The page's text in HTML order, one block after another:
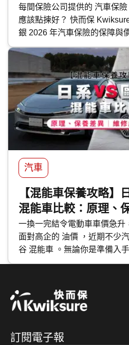
特色
每間保險公司提供的 汽車保險
應該點揀好？ 快而保
銀 2026 年汽車保險的保障與
車保險 優缺點，助你選擇最
汽車
【混能車保養攻略】
混能車比較：原理、
修成本分析
一換一完結令電動車車價急升
面對高企的 油價 ，近期不少
谷 混能車 。無論你是準備入
主，應該如何分辨不同種類的
歐系混能車特點及混能車保養
訂閱電子報